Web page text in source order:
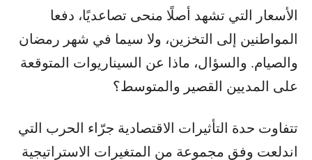
الأسعار التي تشهد أصلًا منحى تصاعديًا، دفعا
المواطنين إلى التخزين، ولا سيما في شهر رمضان
والصيام. والسؤال، ماذا عن السيناريوات المتوقعة
على المديين القصير والمتوسط؟
تتفاوت حدة التأثيرات الاقتصادية جرّاء الحرب التي
اندلعت وفق مجموعة من المتغيرات الاستراتيجية